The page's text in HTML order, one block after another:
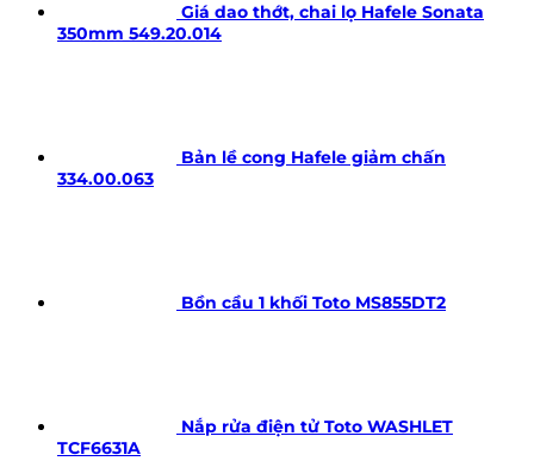
Giá dao thớt, chai lọ Hafele Sonata
350mm 549.20.014
Bản lề cong Hafele giảm chấn
334.00.063
Bồn cầu 1 khối Toto MS855DT2
Nắp rửa điện tử Toto WASHLET
TCF6631A